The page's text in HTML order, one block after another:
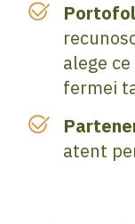
alege
fermei
atent